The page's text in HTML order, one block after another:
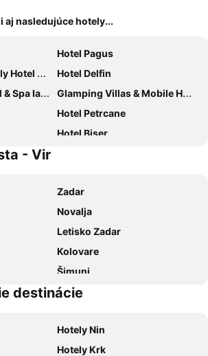
aj nasledujúce hotely...
Hotel Pagus
Diadora
Hotel Delfin
Iadera
Glamping Villas & Mobile Homes Avalona
Hotel Petrcane
Hotel Biser
Petrcane
centre
Apartments Marko
Aminess Avalona Camping Resort
Villa Kastel, island Pag, Zadar county
Rooms & studio OLD TOWN PAG
Rooms Florida
Apartments Galic
Apartments Fortica
Hotel Vila 4M
- Vir
Zadar
Novalja
Letisko Zadar
Kolovare
Šimuni
Stari Grad Pag
Porto di Zadar
Ždrijac
destinácie
Hotely Nin
Hotely Krk